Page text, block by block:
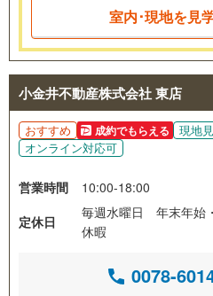
室内･現地を見
小金井不動産株式会社 東店
おすすめ 成約でもらえる
現地
オンライン対応可
営業時間
10:00-18:00
定休日
毎週水曜日 年末年始
休暇
0078-